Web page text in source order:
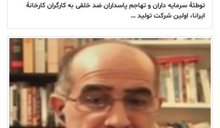
توطئهٔ سرمایه داران و تهاجم پاسداران ضد خلقی به کارگران کارخانهٔ
ایرانا، اولین شرکت تولید …